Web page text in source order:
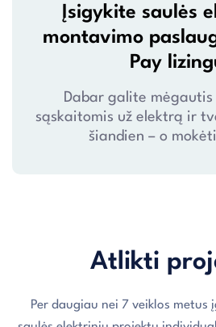
Įsigykite saulės
montavimo
Pay
Dabar galite mėgautis
sąskaitomis už elektrą ir
šiandien – o
Atlikti
Per daugiau nei 7 veiklos metus